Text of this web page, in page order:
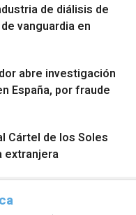
de diálisis de
vanguardia en
abre investigación
España, por fraude
Cártel de los Soles
extranjera